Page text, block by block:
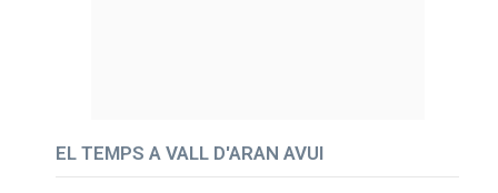
EL TEMPS A VALL D'ARAN AVUI